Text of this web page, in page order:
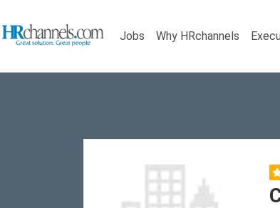
Jobs Why HRchannels